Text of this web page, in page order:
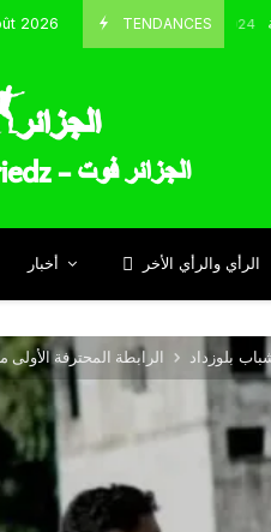
2026 TENDANCES
Octobre 8, 2024 قسنطينة
أخبار الرأي والرأي الأخر
الرابطة المحترفة الأولى بلوزداد